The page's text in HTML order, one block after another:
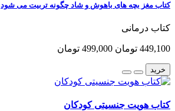
کتاب مغز بچه های باهوش و شاد چگونه تربیت می شود
کتاب درمانی
449,100 تومان 499,000 تومان
خرید
کتاب هویت جنسیتی کودکان